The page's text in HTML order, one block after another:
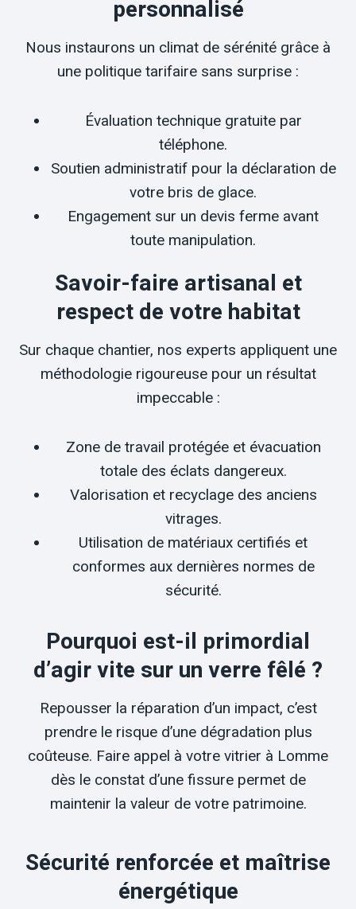
personnalisé
Nous instaurons un climat de sérénité grâce à
une politique tarifaire sans surprise :
Évaluation technique gratuite par
téléphone.
Soutien administratif pour la déclaration de
votre bris de glace.
Engagement sur un devis ferme avant
toute manipulation.
Savoir-faire artisanal et
respect de votre habitat
Sur chaque chantier, nos experts appliquent une
méthodologie rigoureuse pour un résultat
impeccable :
Zone de travail protégée et évacuation
totale des éclats dangereux.
Valorisation et recyclage des anciens
vitrages.
Utilisation de matériaux certifiés et
conformes aux dernières normes de
sécurité.
Pourquoi est-il primordial
d’agir vite sur un verre fêlé ?
Repousser la réparation d’un impact, c’est
prendre le risque d’une dégradation plus
coûteuse. Faire appel à votre vitrier à Lomme
dès le constat d’une fissure permet de
maintenir la valeur de votre patrimoine.
Sécurité renforcée et maîtrise
énergétique